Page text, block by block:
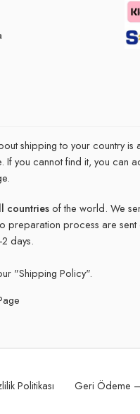
shipping to your country
If you cannot find it, you can
countriesof the world. We
preparation process are
days.
"Shipping Policy".
Politikası Geri Ödeme